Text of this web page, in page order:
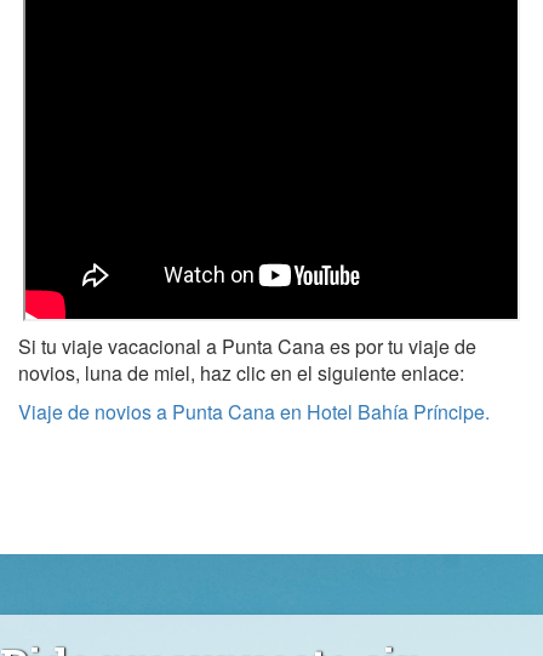
Si tu viaje vacacional a Punta Cana es por tu viaje de
novios, luna de miel, haz clic en el siguiente enlace:
Viaje de novios a Punta Cana en Hotel Bahía Príncipe.